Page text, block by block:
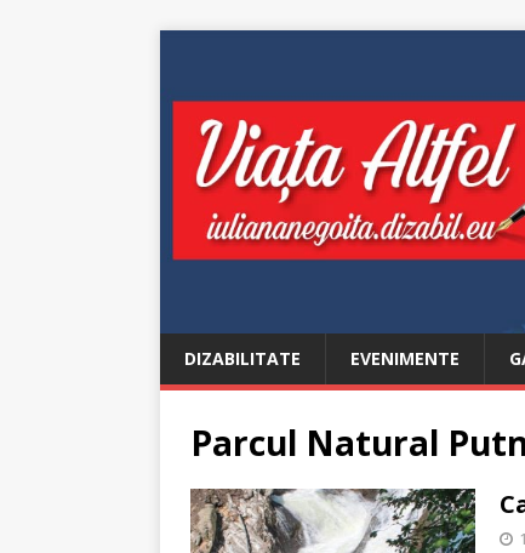
DIZABILITATE EVENIMENTE
Parcul Natural